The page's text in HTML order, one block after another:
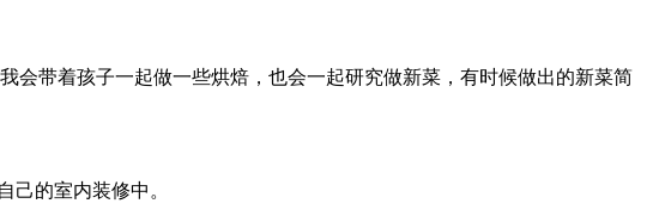
会带着孩子一起做一些烘焙，也会一起研究做新菜，有时候做出的新菜简
己的室内装修中。